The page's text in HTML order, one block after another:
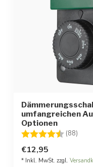
umfangreichen
Optionen
Bewertung:
(88)
€12,95
* Inkl. MwSt. zzgl.